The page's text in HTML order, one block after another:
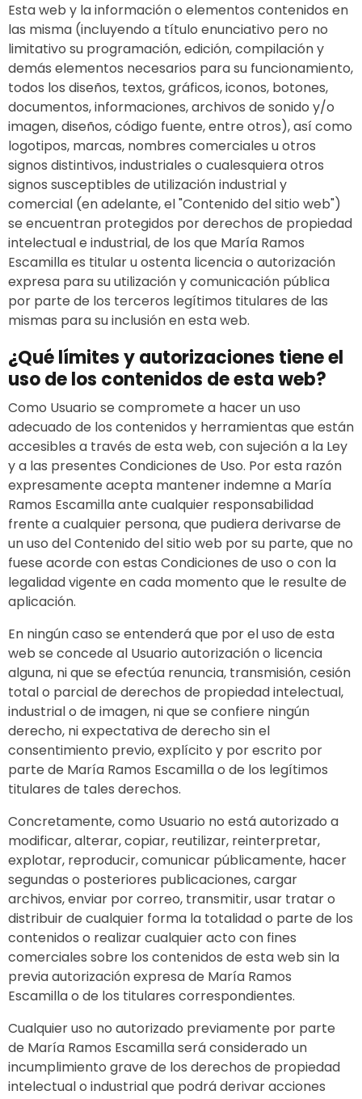
Esta web y la información o elementos contenidos en
las misma (incluyendo a título enunciativo pero no
limitativo su programación, edición, compilación y
demás elementos necesarios para su funcionamiento,
todos los diseños, textos, gráficos, iconos, botones,
documentos, informaciones, archivos de sonido y/o
imagen, diseños, código fuente, entre otros), así como
logotipos, marcas, nombres comerciales u otros
signos distintivos, industriales o cualesquiera otros
signos susceptibles de utilización industrial y
comercial (en adelante, el "Contenido del sitio web")
se encuentran protegidos por derechos de propiedad
intelectual e industrial, de los que María Ramos
Escamilla es titular u ostenta licencia o autorización
expresa para su utilización y comunicación pública
por parte de los terceros legítimos titulares de las
mismas para su inclusión en esta web.
¿Qué límites y autorizaciones tiene el
uso de los contenidos de esta web?
Como Usuario se compromete a hacer un uso
adecuado de los contenidos y herramientas que están
accesibles a través de esta web, con sujeción a la Ley
y a las presentes Condiciones de Uso. Por esta razón
expresamente acepta mantener indemne a María
Ramos Escamilla ante cualquier responsabilidad
frente a cualquier persona, que pudiera derivarse de
un uso del Contenido del sitio web por su parte, que no
fuese acorde con estas Condiciones de uso o con la
legalidad vigente en cada momento que le resulte de
aplicación.
En ningún caso se entenderá que por el uso de esta
web se concede al Usuario autorización o licencia
alguna, ni que se efectúa renuncia, transmisión, cesión
total o parcial de derechos de propiedad intelectual,
industrial o de imagen, ni que se confiere ningún
derecho, ni expectativa de derecho sin el
consentimiento previo, explícito y por escrito por
parte de María Ramos Escamilla o de los legítimos
titulares de tales derechos.
Concretamente, como Usuario no está autorizado a
modificar, alterar, copiar, reutilizar, reinterpretar,
explotar, reproducir, comunicar públicamente, hacer
segundas o posteriores publicaciones, cargar
archivos, enviar por correo, transmitir, usar tratar o
distribuir de cualquier forma la totalidad o parte de los
contenidos o realizar cualquier acto con fines
comerciales sobre los contenidos de esta web sin la
previa autorización expresa de María Ramos
Escamilla o de los titulares correspondientes.
Cualquier uso no autorizado previamente por parte
de María Ramos Escamilla será considerado un
incumplimiento grave de los derechos de propiedad
intelectual o industrial que podrá derivar acciones